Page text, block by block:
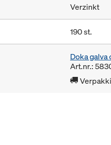
Verzinkt
190 st.
Doka
Art.nr.: